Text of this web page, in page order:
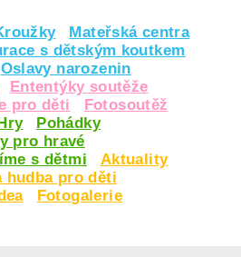
Mateřská centra
s dětským koutkem
Oslavy narozenin
Ententýky soutěže
pro děti
Fotosoutěž
Pohádky
pro hravé
s dětmi
Aktuality
hudba pro děti
Fotogalerie